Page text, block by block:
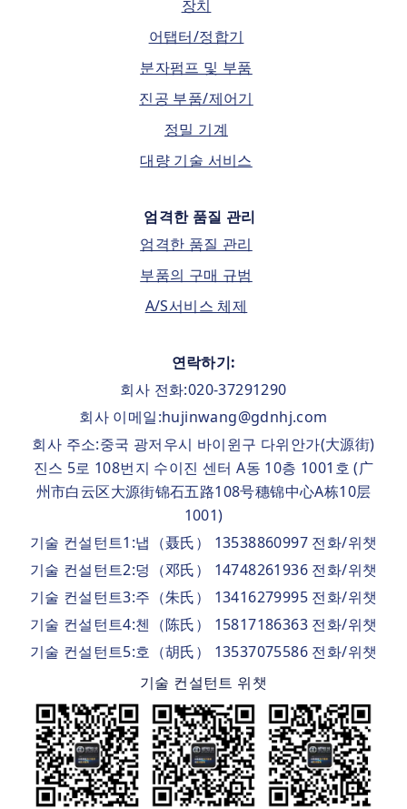
장치
어탭터/정합기
분자펌프 및 부품
진공 부품/제어기
정밀 기계
대량 기술 서비스
엄격한 품질 관리
엄격한 품질 관리
부품의 구매 규범
A/S서비스 체제
연락하기:
회사 전화:020-37291290
회사 이메일:hujinwang@gdnhj.com
회사 주소:중국 광저우시 바이윈구 다위안가(大源街)
진스 5로 108번지 수이진 센터 A동 10층 1001호 (广
州市白云区大源街锦石五路108号穗锦中心A栋10层
1001)
기술 컨설턴트1:냅（聂氏） 13538860997 전화/위챗
기술 컨설턴트2:덩（邓氏） 14748261936 전화/위챗
기술 컨설턴트3:주（朱氏） 13416279995 전화/위챗
기술 컨설턴트4:첸（陈氏） 15817186363 전화/위챗
기술 컨설턴트5:호（胡氏） 13537075586 전화/위챗
기술 컨설턴트 위챗